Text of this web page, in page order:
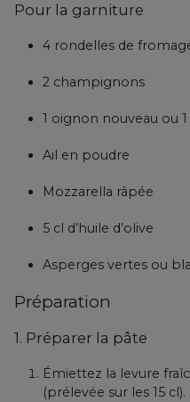
Pour la garniture
4 rondelles de
2 champignons
1 oignon nouveau ou
Ail en poudre
Mozzarella râpée
5 cl d’huile d’olive
Asperges vertes ou
Préparation
1. Préparer la pâte
Émiettez la levure
(prélevée sur les 15